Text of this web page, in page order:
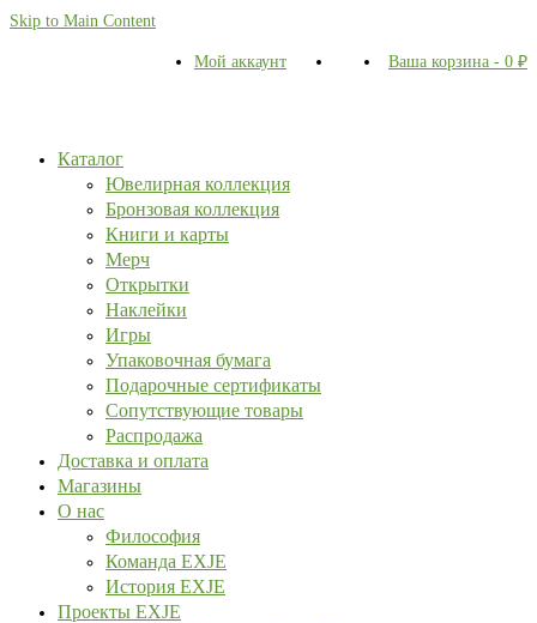
Skip to Main Content
Мой аккаунт Ваша корзина - 0 ₽
Каталог
Ювелирная коллекция
Бронзовая коллекция
Книги и карты
Мерч
Открытки
Наклейки
Игры
Упаковочная бумага
Подарочные сертификаты
Сопутствующие товары
Распродажа
Доставка и оплата
Магазины
О нас
Философия
Команда EXJE
История EXJE
Проекты EXJE